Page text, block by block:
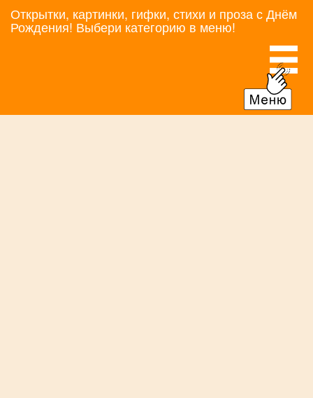
Открытки, картинки, гифки, стихи и проза с Днём
Рождения! Выбери категорию в меню!